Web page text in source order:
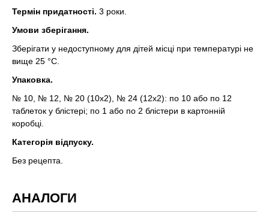
Термін придатності. 3 роки.
Умови зберігання.
Зберігати у недоступному для дітей місці при температурі не
вище 25 °С.
Упаковка.
№ 10, № 12, № 20 (10х2), № 24 (12х2): по 10 або по 12
таблеток у блістері; по 1 або по 2 блістери в картонній
коробці.
Категорія відпуску.
Без рецепта.
АНАЛОГИ